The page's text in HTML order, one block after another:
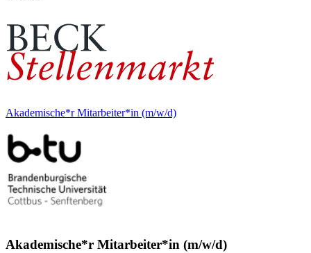
Akademische*r Mitarbeiter*in (m/w/d)
Akademische*r Mitarbeiter*in (m/w/d)